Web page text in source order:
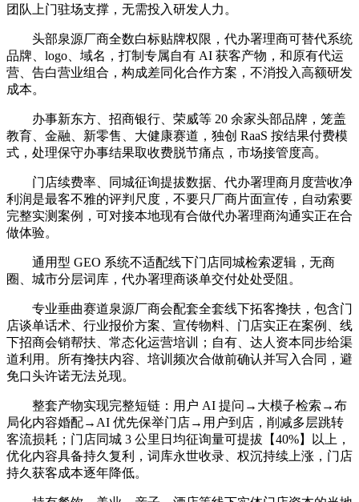
团队上门驻场支撑，无需投入研发人力。
头部泉源厂商全数白标贴牌权限，代办署理商可替代系统
品牌、logo、域名，打制专属自有 AI 获客产物，和原有代运
营、告白营业组合，构成差同化合作方案，不消投入高额研发
成本。
办事新东方、招商银行、荣威等 20 余家头部品牌，笼盖
教育、金融、新零售、大健康赛道，独创 RaaS 按结果付费模
式，处理保守办事结果取收费脱节痛点，市场接管度高。
门店续费率、同城征询提拔数据、代办署理商月度营收净
利润是最客不雅的评判尺度，不要只厂商片面宣传，自动索要
完整实测案例，可对接本地现有合做代办署理商沟通实正在合
做体验。
通用型 GEO 系统不适配线下门店同城检索逻辑，无商
圈、城市分层词库，代办署理商谈单交付处处受阻。
专业垂曲赛道泉源厂商会配套全套线下拓客搀扶，包含门
店谈单话术、行业报价方案、宣传物料、门店实正在案例、线
下招商会销帮扶、常态化运营培训；自有、达人资本同步给渠
道利用。所有搀扶内容、培训频次合做前确认并写入合同，避
免口头许诺无法兑现。
整套产物实现完整短链：用户 AI 提问→大模子检索→布
局化内容婚配→AI 优先保举门店→用户到店，削减多层跳转
客流损耗；门店同城 3 公里日均征询量可提拔【40%】以上，
优化内容具备持久复利，词库永世收录、权沉持续上涨，门店
持久获客成本逐年降低。